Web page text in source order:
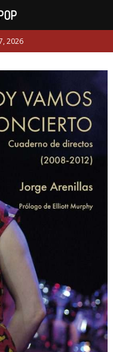
2026